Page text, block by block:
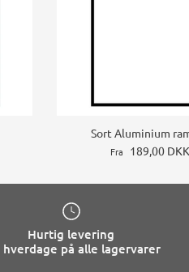
Sort Aluminium
Fra 189,00 DKK
Hurtig levering
hverdage på alle lagervarer